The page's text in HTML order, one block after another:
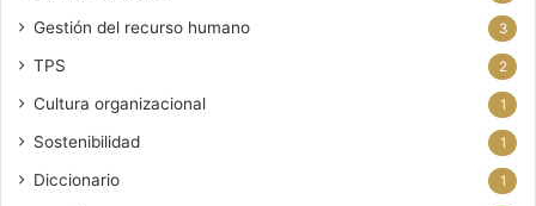
Gestión del recurso humano 3
TPS 2
Cultura organizacional 1
Sostenibilidad 1
Diccionario 1